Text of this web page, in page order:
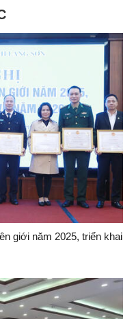
giới năm 2025, triển khai